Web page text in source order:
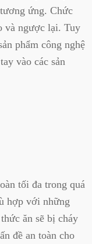
ứng. Chức
và ngược lại. Tuy
phẩm công nghệ
vào các sản
tối đa trong quá
hợp với những
ăn sẽ bị cháy
đề an toàn cho